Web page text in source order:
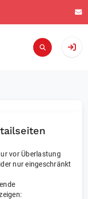
vor Überlastung
nur eingeschränkt